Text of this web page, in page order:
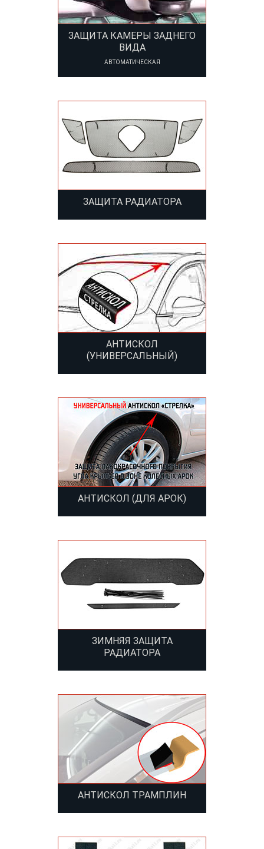
ЗАЩИТА КАМЕРЫ ЗАДНЕГО
ВИДА
АВТОМАТИЧЕСКАЯ
ЗАЩИТА РАДИАТОРА
АНТИСКОЛ
(УНИВЕРСАЛЬНЫЙ)
АНТИСКОЛ (ДЛЯ АРОК)
ЗИМНЯЯ ЗАЩИТА
РАДИАТОРА
АНТИСКОЛ ТРАМПЛИН